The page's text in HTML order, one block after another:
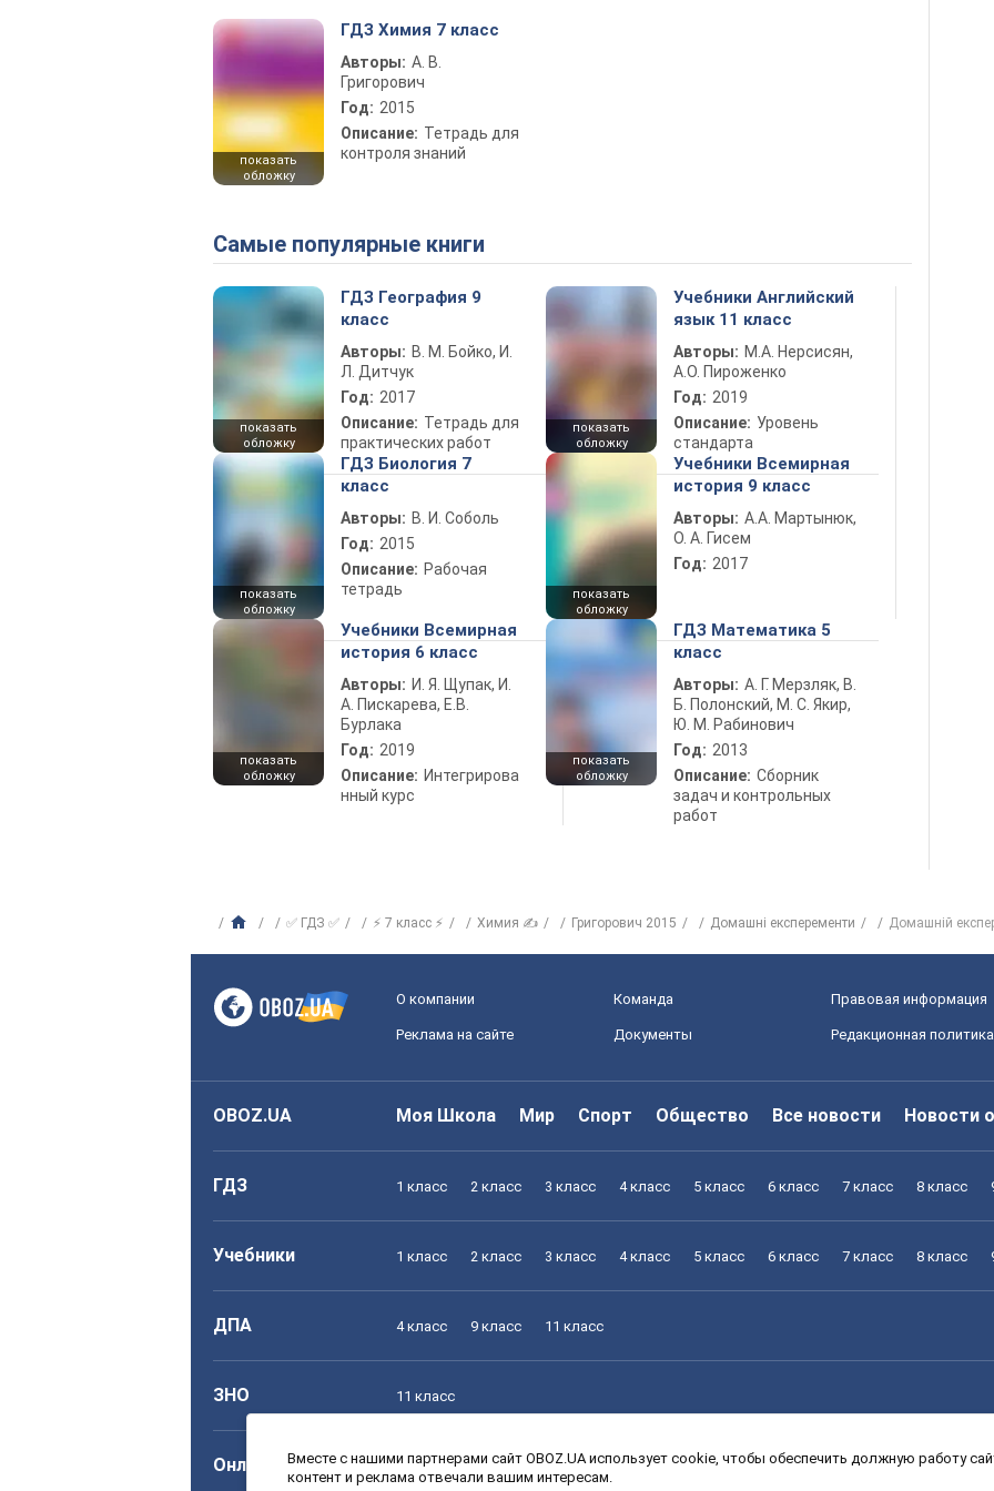
показать
обложку
ГДЗ Химия 7 класс
Авторы: А. В.
Григорович
Год: 2015
Описание: Тетрадь для
контроля знаний
Самые популярные книги
показать
обложку
ГДЗ География 9
класс
Авторы: В. М. Бойко, И.
Л. Дитчук
Год: 2017
Описание: Тетрадь для
практических работ
показать
обложку
Учебники Английский
язык 11 класс
Авторы: М.А. Нерсисян,
А.О. Пироженко
Год: 2019
Описание: Уровень
стандарта
показать
обложку
ГДЗ Биология 7
класс
Авторы: В. И. Соболь
Год: 2015
Описание: Рабочая
тетрадь
показать
обложку
Учебники Всемирная
история 9 класс
Авторы: А.А. Мартынюк,
О. А. Гисем
Год: 2017
показать
обложку
Учебники Всемирная
история 6 класс
Авторы: И. Я. Щупак, И.
А. Пискарева, Е.В.
Бурлака
Год: 2019
Описание: Интегрирова
нный курс
показать
обложку
ГДЗ Математика 5
класс
Авторы: А. Г. Мерзляк, В.
Б. Полонский, М. С. Якир,
Ю. М. Рабинович
Год: 2013
Описание: Сборник
задач и контрольных
работ
✅ ГДЗ ✅ ⚡ 7 класс ⚡ Химия ✍ Григорович 2015 Домашні експеременти Домашній
О компании Команда Правовая информация
Реклама на сайте Документы Редакционная политика
OBOZ.UA Моя Школа Мир Спорт Общество Все новости Новости
ГДЗ 1 класс 2 класс 3 класс 4 класс 5 класс 6 класс 7 класс 8 класс
Учебники 1 класс 2 класс 3 класс 4 класс 5 класс 6 класс 7 класс 8 класс
ДПА 4 класс 9 класс 11 класс
ЗНО 11 класс
Онлайн уроки 1 класс 2 класс 3 класс 4 класс 5 класс 6 класс 7 класс 8 класс
Вместе с нашими партнерами сайт OBOZ.UA использует cookie, чтобы обеспечить должную работу
контент и реклама отвечали вашим интересам.